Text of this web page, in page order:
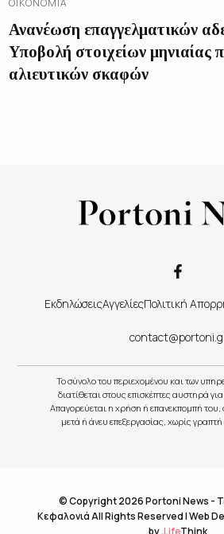
Ανανέωση επαγγελματικών
Υποβολή στοιχείων μηνιαίας
αλιευτικών σκαφών
ΕκδηλώσειςΑγγελίεςΠολιτική
Το σύνολο του περιεχομένου και των
διατίθεται στους επισκέπτες αυστηρά
Απαγορεύεται η χρήση ή επανεκπομπή του,
μετά ή άνευ επεξεργασίας, χωρίς γραπτή
© Copyright 2026 Portoni News -
Κεφαλονιά All Rights Reserved |Web
by.LifeThink